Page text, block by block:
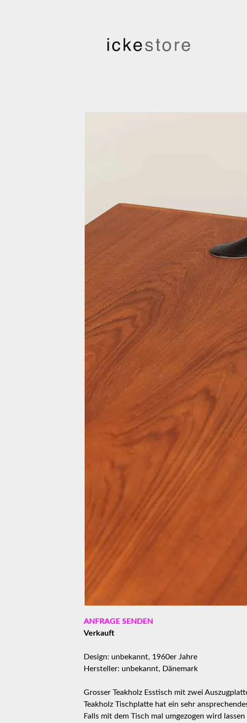
ANFRAGE SENDEN
Verkauft
Design: unbekannt, 1960er Jahre
Hersteller: unbekannt, Dänemark
Grosser Teakholz Esstisch mit zwei
Teakholz Tischplatte hat ein sehr
Falls mit dem Tisch mal umgezogen wird